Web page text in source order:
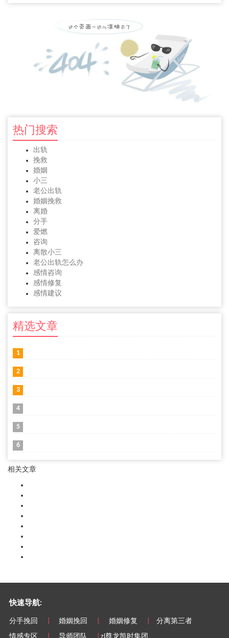
热门搜索
出轨
挽救
婚姻
小三
老公出轨
婚姻挽救
离婚
分手
爱燃
咨询
离散小三
老公出轨怎么办
感情咨询
感情修复
感情建议
精选文章
1
2
3
4
5
6
相关文章
快速导航:
分手挽回 婚姻挽回 婚姻修复
分离第三者